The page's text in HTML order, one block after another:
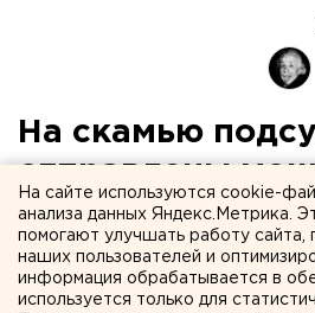
На скамью
отправлены
обманувшие
жителей
миллиона
На сайте используются cookie-
анализа данных Яндекс.Метрика.
помогают улучшать работу сайта,
наших пользователей и
информация обрабатывается в
используется только для